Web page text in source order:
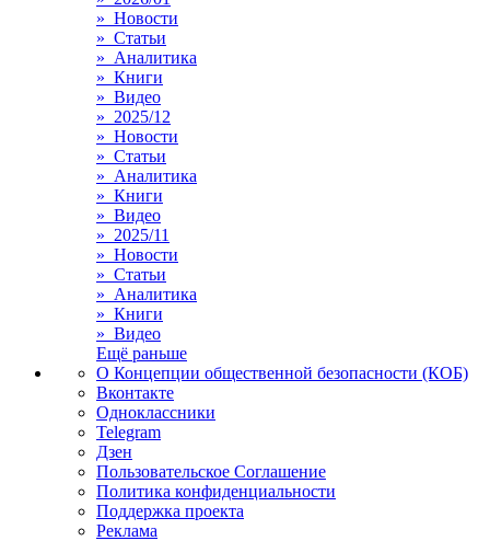
» Новости
» Статьи
» Аналитика
» Книги
» Видео
» 2025/12
» Новости
» Статьи
» Аналитика
» Книги
» Видео
» 2025/11
» Новости
» Статьи
» Аналитика
» Книги
» Видео
Ещё раньше
О Концепции общественной безопасности (КОБ)
Вконтакте
Одноклассники
Telegram
Дзен
Пользовательское Соглашение
Политика конфиденциальности
Поддержка проекта
Реклама